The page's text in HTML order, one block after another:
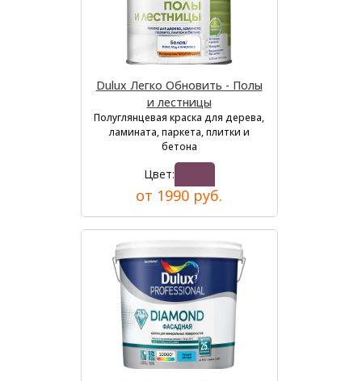
Dulux Легко Обновить - Полы
и лестницы
Полуглянцевая краска для дерева,
ламината, паркета, плитки и
бетона
Цвет:
от 1990 руб.